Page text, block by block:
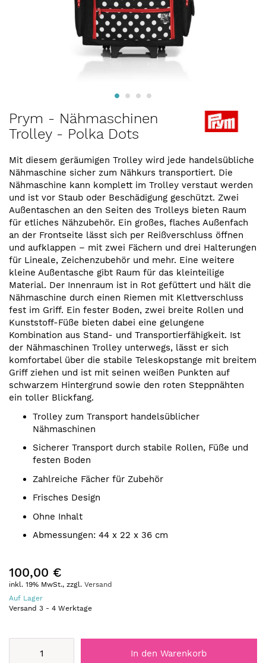
Anfang
der
springen
Prym - Nähmaschinen
Trolley - Polka Dots
Mit diesem geräumigen Trolley wird jede handelsübliche
Nähmaschine sicher zum Nähkurs transportiert. Die
Nähmaschine kann komplett im Trolley verstaut werden
und ist vor Staub oder Beschädigung geschützt. Zwei
Außentaschen an den Seiten des Trolleys bieten Raum
für etliches Nähzubehör. Ein großes, flaches Außenfach
an der Frontseite lässt sich per Reißverschluss öffnen
und aufklappen – mit zwei Fächern und drei Halterungen
für Lineale, Zeichenzubehör und mehr. Eine weitere
kleine Außentasche gibt Raum für das kleinteilige
Material. Der Innenraum ist in Rot gefüttert und hält die
Nähmaschine durch einen Riemen mit Klettverschluss
fest im Griff. Ein fester Boden, zwei breite Rollen und
Kunststoff-Füße bieten dabei eine gelungene
Kombination aus Stand- und Transportierfähigkeit. Ist
der Nähmaschinen Trolley unterwegs, lässt er sich
komfortabel über die stabile Teleskopstange mit breitem
Griff ziehen und ist mit seinen weißen Punkten auf
schwarzem Hintergrund sowie den roten Steppnähten
ein toller Blickfang.
Trolley zum Transport handelsüblicher
Nähmaschinen
Sicherer Transport durch stabile Rollen, Füße und
festen Boden
Zahlreiche Fächer für Zubehör
Frisches Design
Ohne Inhalt
Abmessungen: 44 x 22 x 36 cm
100,00 €
inkl. 19% MwSt., zzgl. Versand
Auf Lager
Versand 3 - 4 Werktage
In den Warenkorb